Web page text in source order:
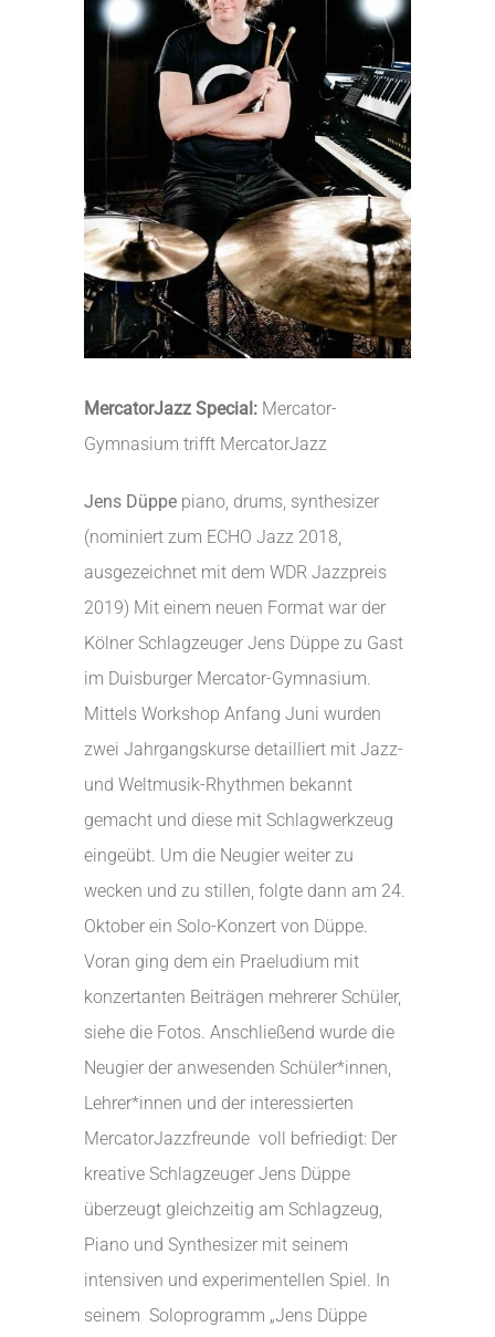
MercatorJazz Special: Mercator-
Gymnasium trifft MercatorJazz
Jens Düppe piano, drums, synthesizer
(nominiert zum ECHO Jazz 2018,
ausgezeichnet mit dem WDR Jazzpreis
2019) Mit einem neuen Format war der
Kölner Schlagzeuger Jens Düppe zu Gast
im Duisburger Mercator-Gymnasium.
Mittels Workshop Anfang Juni wurden
zwei Jahrgangskurse detailliert mit Jazz-
und Weltmusik-Rhythmen bekannt
gemacht und diese mit Schlagwerkzeug
eingeübt. Um die Neugier weiter zu
wecken und zu stillen, folgte dann am 24.
Oktober ein Solo-Konzert von Düppe.
Voran ging dem ein Praeludium mit
konzertanten Beiträgen mehrerer Schüler,
siehe die Fotos. Anschließend wurde die
Neugier der anwesenden Schüler*innen,
Lehrer*innen und der interessierten
MercatorJazzfreunde voll befriedigt: Der
kreative Schlagzeuger Jens Düppe
überzeugt gleichzeitig am Schlagzeug,
Piano und Synthesizer mit seinem
intensiven und experimentellen Spiel. In
seinem Soloprogramm „Jens Düppe